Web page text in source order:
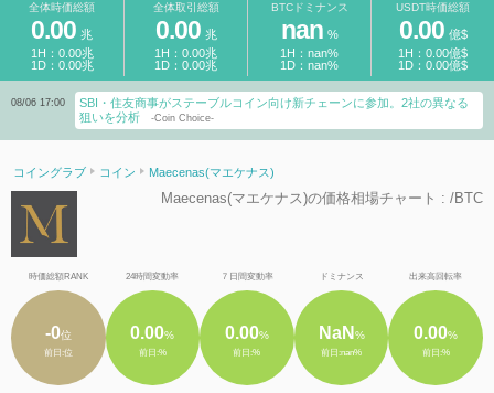
全体時価総額 全体取引総額 BTCドミナンス USDT時価総額
0.00 兆
1H：0.00兆
1D：0.00兆
0.00 兆
1H：0.00兆
1D：0.00兆
nan %
1H：nan%
1D：nan%
0.00 億$
1H：0.00億$
1D：0.00億$
08/06 17:00
SBI・住友商事がステーブルコイン向け新チェーンに参加。2社の異なる
狙いを分析
-Coin Choice-
コイングラブ コイン Maecenas(マエケナス)
Maecenas(マエケナス)の価格相場チャート : /BTC
時価総額RANK
-0位
前日:位
24時間変動率
0.00%
前日:%
７日間変動率
0.00%
前日:%
ドミナンス
NaN %
前日:nan%
出来高回転率
0.00%
前日:%